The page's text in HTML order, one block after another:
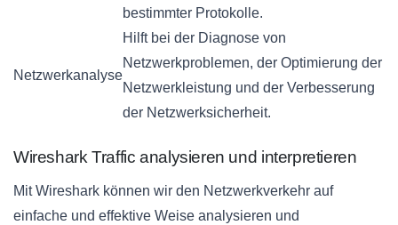
bestimmter Protokolle.
Netzwerkanalyse
Hilft bei der Diagnose von
Netzwerkproblemen, der Optimierung der
Netzwerkleistung und der Verbesserung
der Netzwerksicherheit.
Wireshark Traffic analysieren und interpretieren
Mit Wireshark können wir den Netzwerkverkehr auf
einfache und effektive Weise analysieren und